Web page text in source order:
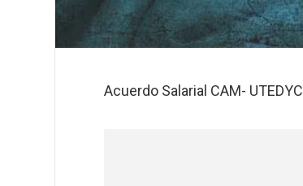
Acuerdo Salarial CAM- UTEDYC